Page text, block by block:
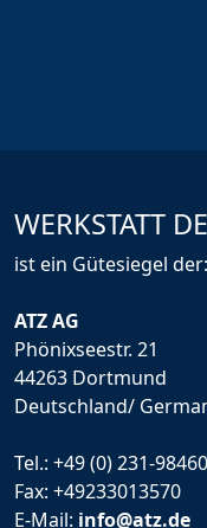
WERKSTATT
ist ein Gütesiegel der:
ATZ AG
Phönixseestr. 21
44263 Dortmund
Deutschland/
Tel.: +49 (0) 231-
Fax: +49233013570
E-Mail: info@atz.de